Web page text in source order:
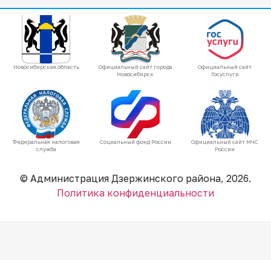
Новосибирская область
Официальный сайт города
Новосибирск
Официальный сайт
Госуслуги
Федеральная налоговая
служба
Социальный фонд России
Официальный сайт МЧС
России
© Администрация Дзержинского района, 2026.
Политика конфиденциальности